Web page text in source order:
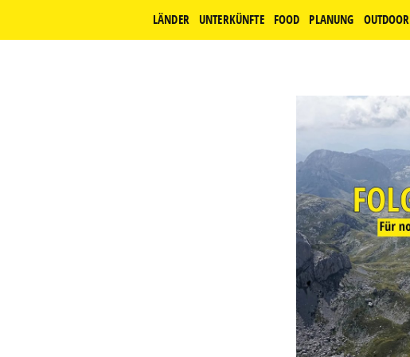
LÄNDER UNTERKÜNFTE FOOD PLANUNG OUTDOOR